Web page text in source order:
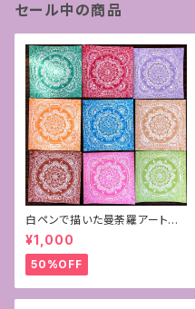
セール中の商品
白ペンで描いた曼荼羅アート原
画
¥1,000
50%OFF